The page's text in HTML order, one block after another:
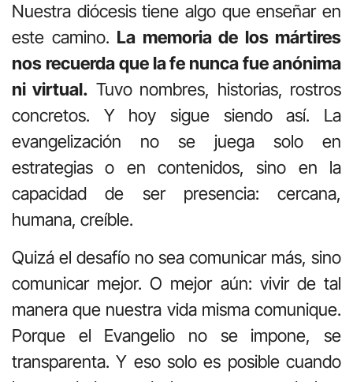
Nuestra diócesis tiene algo que enseñar en
este camino. La memoria de los mártires
nos recuerda que la fe nunca fue anónima
ni virtual. Tuvo nombres, historias, rostros
concretos. Y hoy sigue siendo así. La
evangelización no se juega solo en
estrategias o en contenidos, sino en la
capacidad de ser presencia: cercana,
humana, creíble.
Quizá el desafío no sea comunicar más, sino
comunicar mejor. O mejor aún: vivir de tal
manera que nuestra vida misma comunique.
Porque el Evangelio no se impone, se
transparenta. Y eso solo es posible cuando